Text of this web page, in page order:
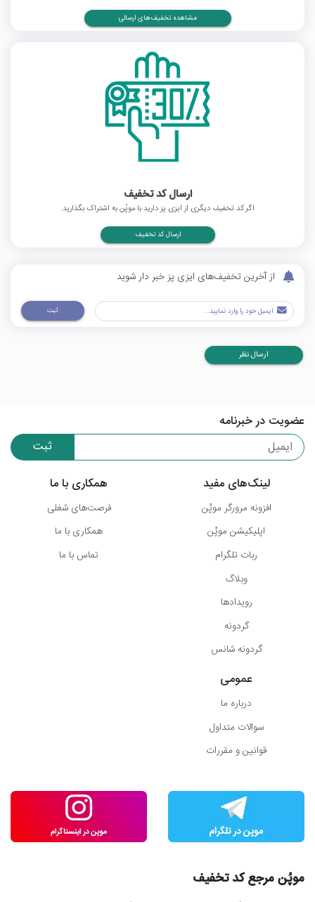
مشاهده تخفیف‌های ارسالی
ارسال کد تخفیف
اگر کد تخفیف دیگری از ایزی پز دارید با موپُن به اشتراک بگذارید.
ارسال کد تخفیف
از آخرین تخفیف‌های ایزی پز خبر دار شوید
ثبت
ارسال نظر
عضویت در خبرنامه
ثبت
لینک‌های مفید
افزونه مرورگر موپُن
اپلیکیشن موپُن
ربات تلگرام
وبلاگ
رویدادها
گردونه
گردونه شانس
همکاری با ما
فرصت‌های شغلی
همکاری با ما
تماس با ما
عمومی
درباره ما
سوالات متداول
قوانین و مقررات
موپُن مرجع کد تخفیف